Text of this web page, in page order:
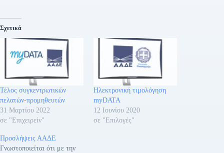
Σχετικά
Τέλος συγκεντρωτικών
πελατών-προμηθευτών
31 Μαρτίου 2022
σε "Επιχειρείν"
Ηλεκτρονική τιμολόγηση
myDATA
12 Ιουνίου 2020
σε "Επιλογές"
Προσλήψεις ΑΑΔΕ
Γνωστοποιείται ότι με την